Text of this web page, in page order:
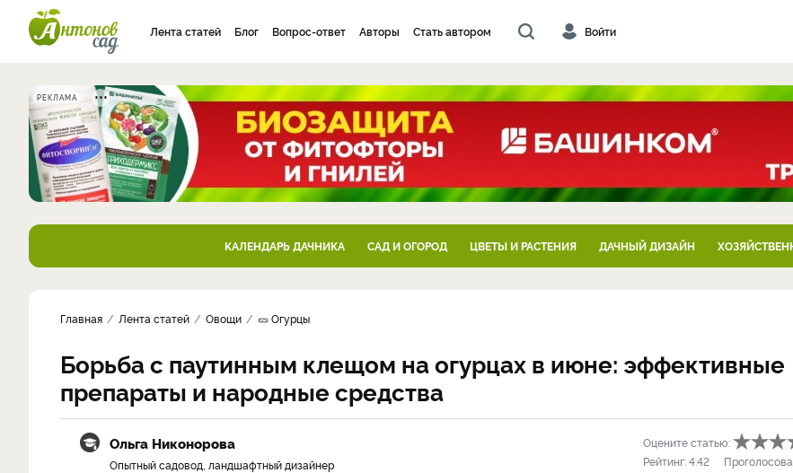
Лента статей Блог Вопрос-ответ Авторы Стать автором Войти
РЕКЛАМА
КАЛЕНДАРЬ ДАЧНИКА САД И ОГОРОД ЦВЕТЫ И РАСТЕНИЯ ДАЧНЫЙ ДИЗАЙН
Главная Лента статей Овощи 🥒 Огурцы
Борьба с паутинным клещом на огурцах в июне: эффективные
препараты и народные средства
Ольга Никонорова
Опытный садовод, ландшафтный дизайнер
Оцените статью:
Рейтинг:4.42